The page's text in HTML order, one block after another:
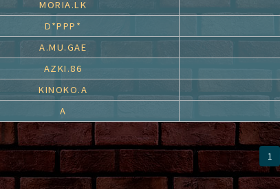
MORIA.LK
D*PPP*
A.MU.GAE
AZKI.86
KINOKO.A
A
1